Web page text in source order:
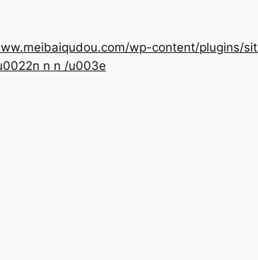
wp-content/plugins/
n n /u003e